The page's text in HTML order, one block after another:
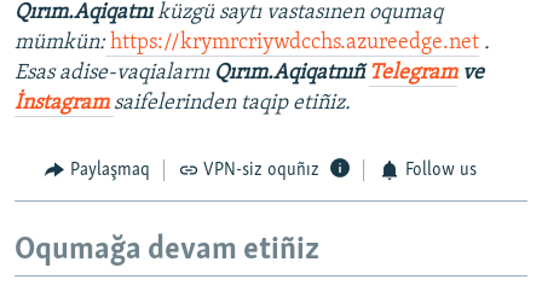
Qırım.Aqiqatnıküzgü saytı vastasınen oqumaq
mümkün: https://krymrcriywdcchs.azureedge.net .
Esas adise-vaqialarnı Qırım.Aqiqatnıñ Telegramve
İnstagram saifelerinden taqip etiñiz.
Paylaşmaq VPN-siz oquñız Follow us
Oqumağa devam etiñiz